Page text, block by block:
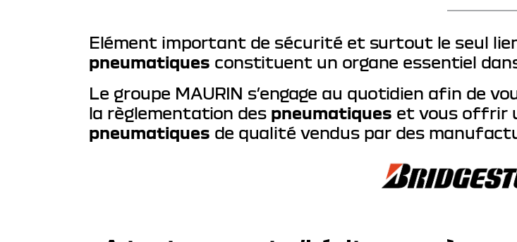
Elément important de sécurité et surtout le seul
pneumatiques constituent un organe essentiel
Le groupe MAURIN s’engage au quotidien afin de
la règlementation des pneumatiques et vous offrir
pneumatiques de qualité vendus par des